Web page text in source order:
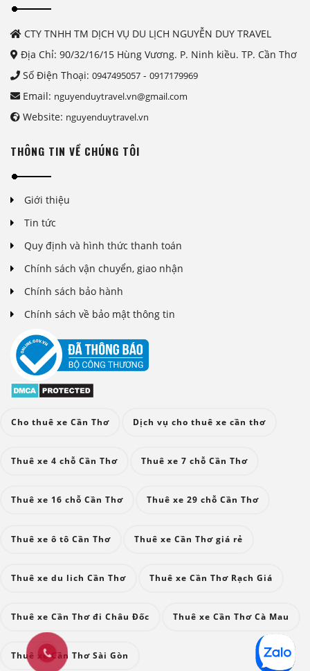
CTY TNHH TM DỊCH VỤ DU LỊCH NGUYỄN DUY TRAVEL
Địa Chỉ: 90/32/16/15 Hùng Vương. P. Ninh kiều. TP. Cần Thơ
Số Điện Thoại: 0947495057 - 0917179969
Email: nguyenduytravel.vn@gmail.com
Website: nguyenduytravel.vn
THÔNG TIN VỀ CHÚNG TÔI
Giới thiệu
Tin tức
Quy định và hình thức thanh toán
Chính sách vận chuyển, giao nhận
Chính sách bảo hành
Chính sách về bảo mật thông tin
Cho thuê xe Cần Thơ Dịch vụ cho thuê xe cần thơ
Thuê xe 4 chỗ Cần Thơ Thuê xe 7 chỗ Cần Thơ
Thuê xe 16 chỗ Cần Thơ Thuê xe 29 chỗ Cần Thơ
Thuê xe ô tô Cần Thơ Thuê xe Cần Thơ giá rẻ
Thuê xe du lich Cần Thơ Thuê xe Cần Thơ Rạch Giá
Thuê xe Cần Thơ đi Châu Đốc Thuê xe Cần Thơ Cà Mau
Thuê xe Cần Thơ Sài Gòn